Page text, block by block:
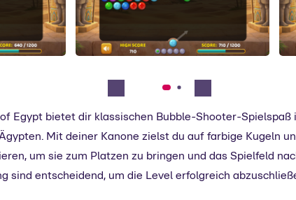
Egypt bietet dir klassischen Bubble-Shooter-Spielspaß
Mit deiner Kanone zielst du auf farbige Kugeln
um sie zum Platzen zu bringen und das Spielfeld
sind entscheidend, um die Level erfolgreich